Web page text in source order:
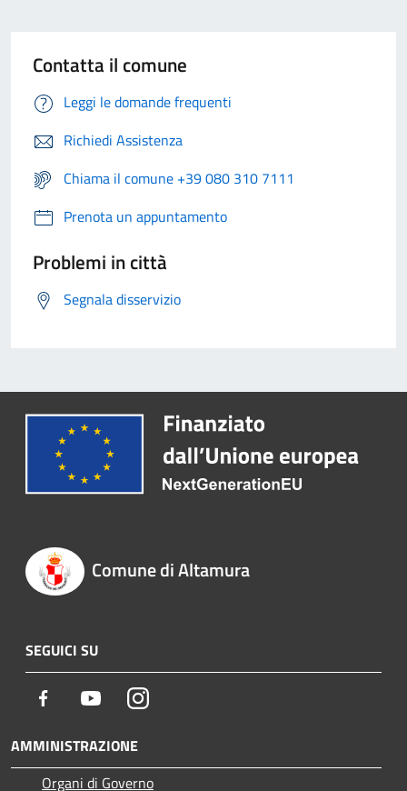
Contatta il comune
Leggi le domande frequenti
Richiedi Assistenza
Chiama il comune +39 080 310 7111
Prenota un appuntamento
Problemi in città
Segnala disservizio
Comune di Altamura
SEGUICI SU
Facebook YoutubeInstagram
AMMINISTRAZIONE
Organi di Governo